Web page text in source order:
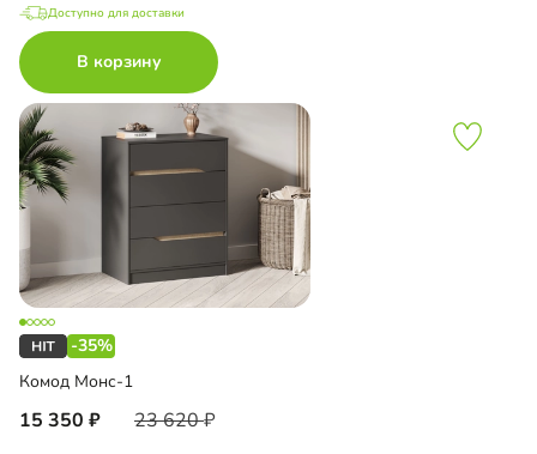
Доступно для доставки
В корзину
-35%
Комод Монс-1
15 350 23 620